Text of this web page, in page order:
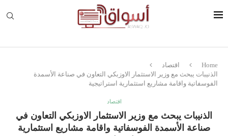
Home
اقتصاد
الذنيبات يبحث مع وزير الاستثمار الاوزبكي التعاون في صناعة الأسمدة
الفوسفاتية واقامة مشاريع استثمارية استراتيجية
اقتصاد
الذنيبات يبحث مع وزير الاستثمار الاوزبكي التعاون في
صناعة الأسمدة الفوسفاتية واقامة مشاريع استثمارية